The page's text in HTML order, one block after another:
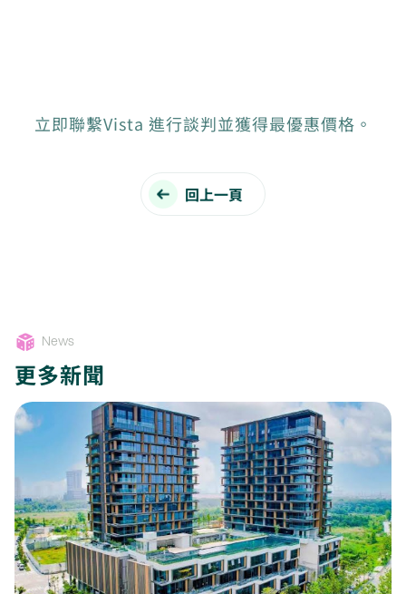
立即聯繫Vista 進行談判並獲得最優惠價格。
回上一頁
News
更多新聞